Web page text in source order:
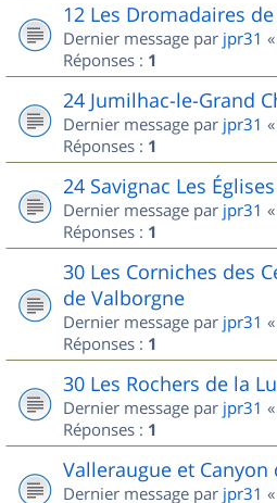
12 Les Dromadaires
Dernier message par jpr31 «
Réponses : 1
24 Jumilhac-le-Grand
Dernier message par jpr31 «
Réponses : 1
24 Savignac Les
Dernier message par jpr31 «
Réponses : 1
30 Les Corniches des
de Valborgne
Dernier message par jpr31 «
Réponses : 1
30 Les Rochers de la
Dernier message par jpr31 «
Réponses : 1
Valleraugue et Canyon
Dernier message par jpr31 «